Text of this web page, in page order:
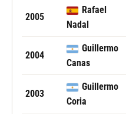
2005
Rafael
Nadal
2004
Guillermo
Canas
2003
Guillermo
Coria